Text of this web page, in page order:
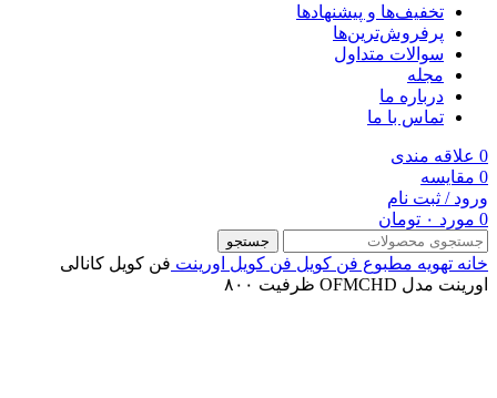
تخفیف‌ها و پیشنهادها
پرفروش‌ترین‌ها
سوالات متداول
مجله
درباره ما
تماس با ما
0 علاقه مندی
0 مقايسه
ورود / ثبت نام
0 مورد ۰ تومان
جستجو
خانه تهویه مطبوع فن کویل فن کویل اورینت فن کویل کانالی
اورینت مدل OFMCHD ظرفیت ۸۰۰